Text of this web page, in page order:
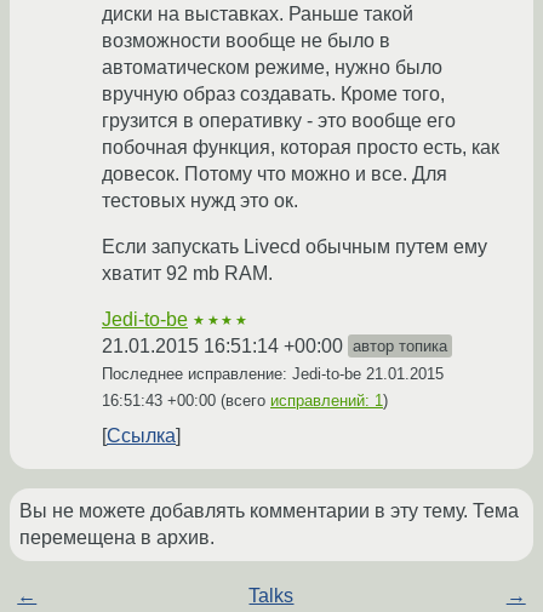
диски на выставках. Раньше такой
возможности вообще не было в
автоматическом режиме, нужно было
вручную образ создавать. Кроме того,
грузится в оперативку - это вообще его
побочная функция, которая просто есть, как
довесок. Потому что можно и все. Для
тестовых нужд это ок.
Если запускать Livecd обычным путем ему
хватит 92 mb RAM.
Jedi-to-be ★★★★
21.01.2015 16:51:14 +00:00 автор топика
Последнее исправление: Jedi-to-be 21.01.2015
16:51:43 +00:00 (всего исправлений: 1)
Ссылка
Вы не можете добавлять комментарии в эту тему. Тема
перемещена в архив.
← Talks →